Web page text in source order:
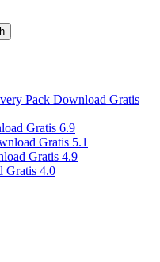
Pack Download Gratis
Gratis 6.9
Gratis 5.1
Gratis 4.9
Gratis 4.0